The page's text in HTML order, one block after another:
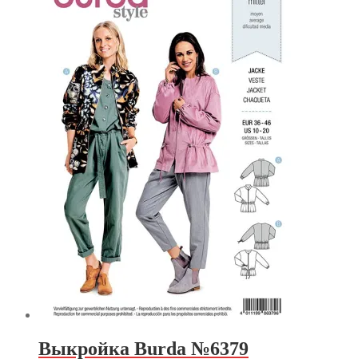
Выкройка Burda №6379